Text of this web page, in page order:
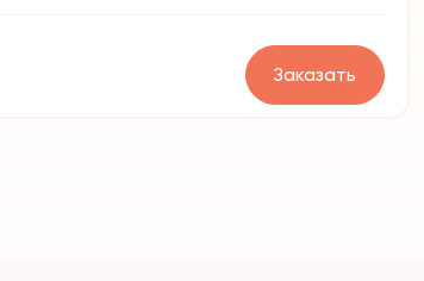
Заказать